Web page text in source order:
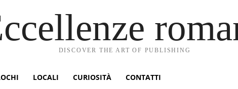
DISCOVER THE ART OF PUBLISHING
LOCALI CURIOSITÀ CONTATTI